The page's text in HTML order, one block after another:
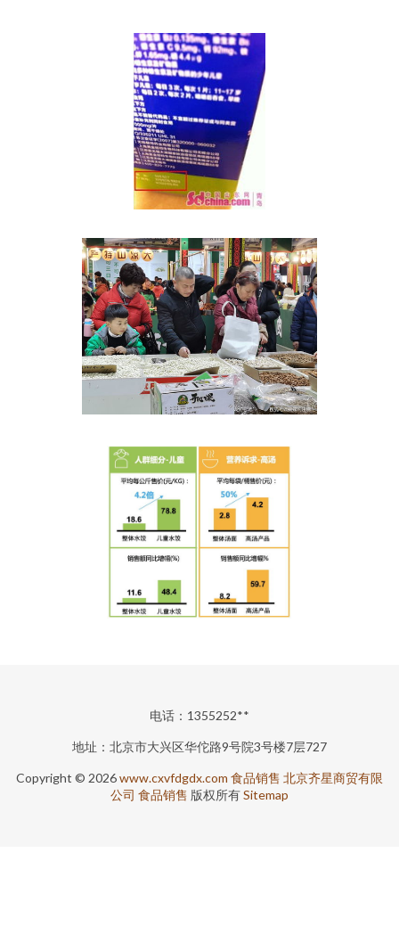
电话：1355252**
地址：北京市大兴区华佗路9号院3号楼7层727
Copyright © 2026www.cxvfdgdx.com 食品销售 北京齐星商贸有限
公司 食品销售 版权所有Sitemap